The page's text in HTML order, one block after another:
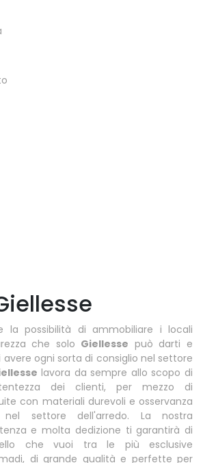
la possibilità di ammobiliare i locali
che solo Giellesse può darti e
ogni sorta di consiglio nel settore
lavora da sempre allo scopo di
dei clienti, per mezzo di
con materiali durevoli e osservanza
nel settore dell'arredo. La nostra
e molta dedizione ti garantirà di
che vuoi tra le più esclusive
di grande qualità e perfette per